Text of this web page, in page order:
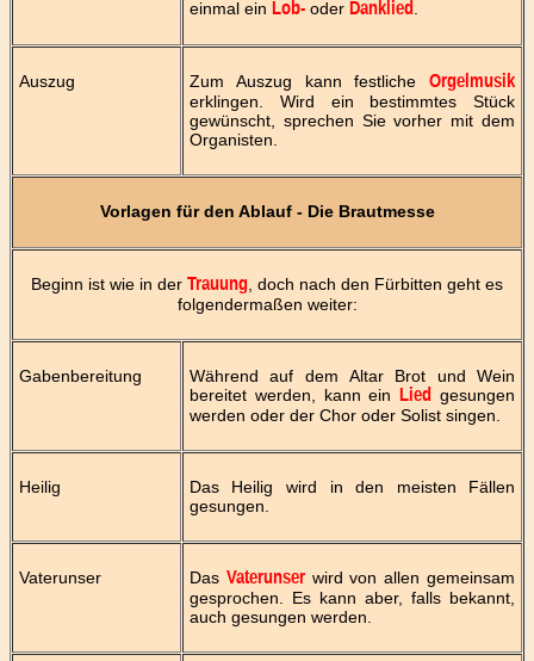
einmal ein Lob-oder Danklied
Auszug Zum Auszug kann festlicheOrgelmusik
erklingen. Wird ein bestimmtes Stück
gewünscht, sprechen Sie vorher mit dem
Organisten.
Vorlagen für den Ablauf - Die Brautmesse
Beginn ist wie in der Trauung , doch nach den Fürbitten geht es
folgendermaßen weiter:
Gabenbereitung
Während auf dem Altar Brot und Wein
bereitet werden, kann ein
Lied gesungen
werden oder der Chor oder Solist singen.
Heilig
Das Heilig wird in den meisten Fällen
gesungen.
Vaterunser Das Vaterunserwird von allen gemeinsam
gesprochen. Es kann aber, falls bekannt,
auch gesungen werden.